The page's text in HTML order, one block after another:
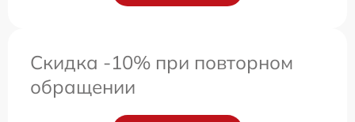
Скидка -10% при повторном
обращении